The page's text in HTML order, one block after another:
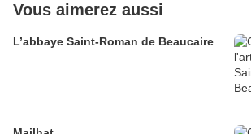
Vous aimerez aussi
L’abbaye Saint-Roman de Beaucaire